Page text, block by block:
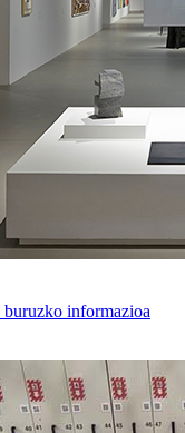
informazioa